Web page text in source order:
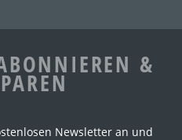
&
Newsletter an und